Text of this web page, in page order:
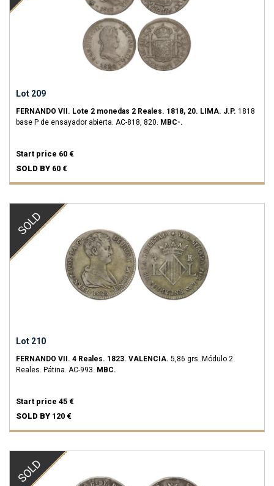
Lot 209
FERNANDO VII. Lote 2 monedas 2 Reales. 1818, 20. LIMA. J.P. 1818
base P de ensayador abierta. AC-818, 820. MBC-.
Start price 60 €
SOLD BY 60 €
SOLD
Lot 210
FERNANDO VII. 4 Reales. 1823. VALENCIA. 5,86 grs. Módulo 2
Reales. Pátina. AC-993. MBC.
Start price 45 €
SOLD BY 120 €
SOLD